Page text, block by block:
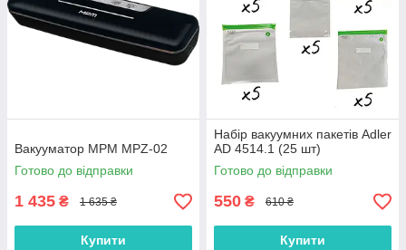
Вакууматор MPM MPZ-02
Готово до відправки
1 435 ₴ 1 635 ₴
Купити
Набір вакуумних пакетів Adler
AD 4514.1 (25 шт)
Готово до відправки
550 ₴ 610 ₴
Купити